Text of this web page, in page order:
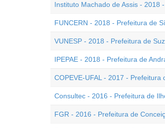
Instituto Machado de Assis - 2018
FUNCERN - 2018 - Prefeitura de
VUNESP - 2018 - Prefeitura de
IPEPAE - 2018 - Prefeitura de
COPEVE-UFAL - 2017 -
Consultec - 2016 - Prefeitura de
FGR - 2016 - Prefeitura de